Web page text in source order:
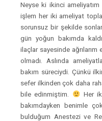
Neyse ki ikinci
işlem her iki ameliyat
sorunsuz bir şekilde
gün yoğun bakımda
ilaçlar sayesinde ağrılarım
olmadı. Aslında
bakım süreciydi. Çünkü
sefer ilkinden çok daha
bile edinmiştim.
Her
bakımdayken benimle
bulduğum Anestezi ve